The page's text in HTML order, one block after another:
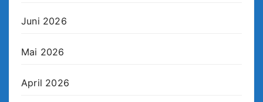
Juni 2026
Mai 2026
April 2026